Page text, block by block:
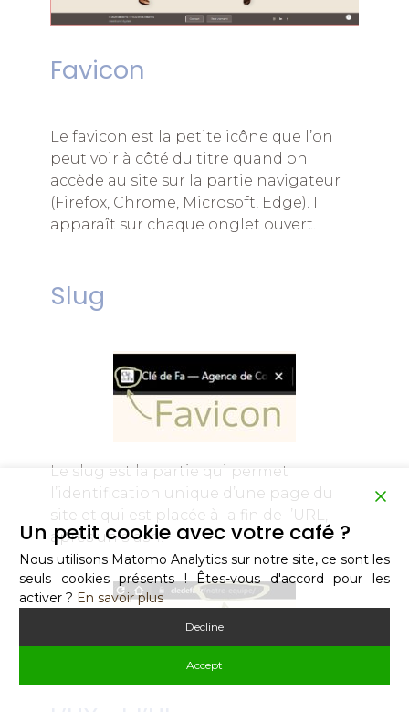
Favicon
Le favicon est la petite icône que l’on
peut voir à côté du titre quand on
accède au site sur la partie navigateur
(Firefox, Chrome, Microsoft, Edge). Il
apparaît sur chaque onglet ouvert.
Slug
Le slug est la partie qui permet
l’identification unique d’une page du
site et qui est placée à la fin de l’URL,
après un slash.
Un petit cookie avec votre café ?
Nous utilisons Matomo Analytics sur notre site, ce sont les
seuls cookies présents ! Êtes-vous d'accord pour les
activer ? En savoir plus
Decline
Accept